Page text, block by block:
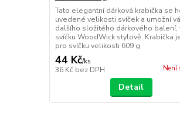
Tato elegantní dárková krabička se
uvedené velikosti svíček a umožní
dalšího složitého dárkového balení,
svíčku WoodWick stylově. Krabička
pro svíčku velikosti 609 g
44 Kč/ks
36 Kč bez DPH Není
Detail